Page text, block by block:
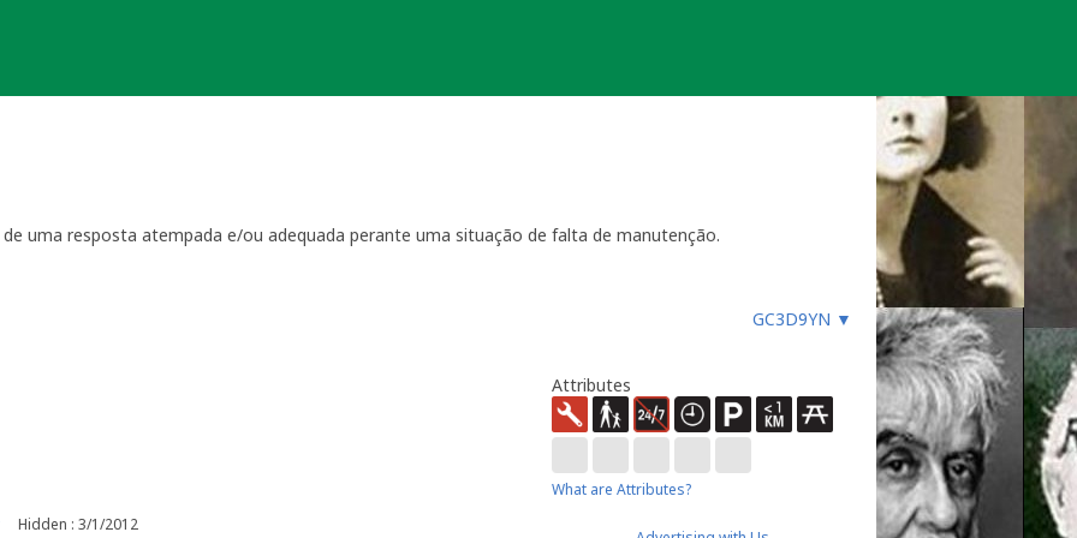
uma resposta atempada e/ou adequada perante uma situação de falta de manutenção.
à sua geocache para assegurar que está tudo em ordem para funcionar, especialmente
com a geocache (desaparecimento, estrago, humidade/infiltrações, etc.), ou faz um registo
temporariamente a sua geocache para que os outros saibam que não devem procurar a
o problema. É-lhe concedido um período razoável de tempo -
geralmente até 4 semanas
sua geocache. Se a geocache não estiver a receber a manutenção necessária ou estiver
um longo período de tempo, poderemos arquivar a página da geocache.
por favor recolha-o a fim de evitar que se torne lixo (geolitter).
de manutenção a sua geocache não poderá ser desarquivada. Caso submeta uma nova será tido em
GC3D9YN ▼
Hidden : 3/1/2012
Attributes
What are Attributes?